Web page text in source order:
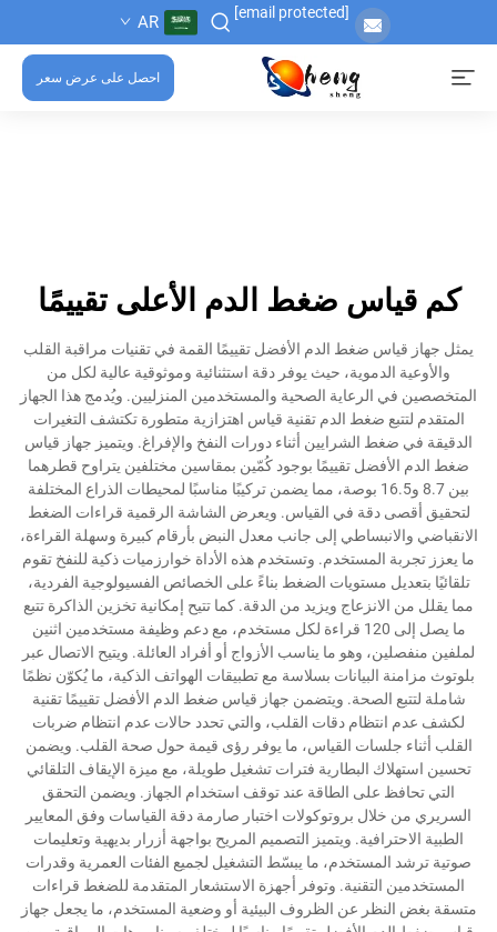
[email protected]
AR
احصل على عرض سعر
كم قياس ضغط الدم الأعلى تقييمًا
يمثل جهاز قياس ضغط الدم الأفضل تقييمًا القمة في تقنيات مراقبة القلب
والأوعية الدموية، حيث يوفر دقة استثنائية وموثوقية عالية لكل من
المتخصصين في الرعاية الصحية والمستخدمين المنزليين. ويُدمج هذا الجهاز
المتقدم لتتبع ضغط الدم تقنية قياس اهتزازية متطورة تكتشف التغيرات
الدقيقة في ضغط الشرايين أثناء دورات النفخ والإفراغ. ويتميز جهاز قياس
ضغط الدم الأفضل تقييمًا بوجود كُمّين بمقاسين مختلفين يتراوح قطرهما
بين 8.7 و16.5 بوصة، مما يضمن تركيبًا مناسبًا لمحيطات الذراع المختلفة
لتحقيق أقصى دقة في القياس. ويعرض الشاشة الرقمية قراءات الضغط
الانقباضي والانبساطي إلى جانب معدل النبض بأرقام كبيرة وسهلة القراءة،
ما يعزز تجربة المستخدم. وتستخدم هذه الأداة خوارزميات ذكية للنفخ تقوم
تلقائيًا بتعديل مستويات الضغط بناءً على الخصائص الفسيولوجية الفردية،
مما يقلل من الانزعاج ويزيد من الدقة. كما تتيح إمكانية تخزين الذاكرة تتبع
ما يصل إلى 120 قراءة لكل مستخدم، مع دعم وظيفة مستخدمين اثنين
لملفين منفصلين، وهو ما يناسب الأزواج أو أفراد العائلة. ويتيح الاتصال عبر
بلوتوث مزامنة البيانات بسلاسة مع تطبيقات الهواتف الذكية، ما يُكوّن نظمًا
شاملة لتتبع الصحة. ويتضمن جهاز قياس ضغط الدم الأفضل تقييمًا تقنية
لكشف عدم انتظام دقات القلب، والتي تحدد حالات عدم انتظام ضربات
القلب أثناء جلسات القياس، ما يوفر رؤى قيمة حول صحة القلب. ويضمن
تحسين استهلاك البطارية فترات تشغيل طويلة، مع ميزة الإيقاف التلقائي
التي تحافظ على الطاقة عند توقف استخدام الجهاز. ويضمن التحقق
السريري من خلال بروتوكولات اختبار صارمة دقة القياسات وفق المعايير
الطبية الاحترافية. ويتميز التصميم المريح بواجهة أزرار بديهية وتعليمات
صوتية ترشد المستخدم، ما يبسّط التشغيل لجميع الفئات العمرية وقدرات
المستخدمين التقنية. وتوفر أجهزة الاستشعار المتقدمة للضغط قراءات
متسقة بغض النظر عن الظروف البيئية أو وضعية المستخدم، ما يجعل جهاز